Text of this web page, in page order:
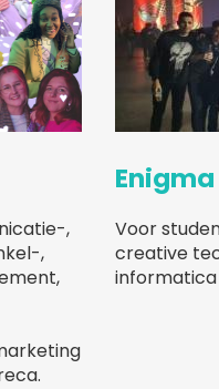
,
,
Enigma
Voor
creative
informatica